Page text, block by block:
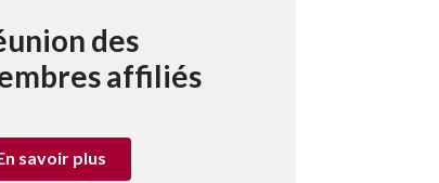
des
affiliés
savoir plus